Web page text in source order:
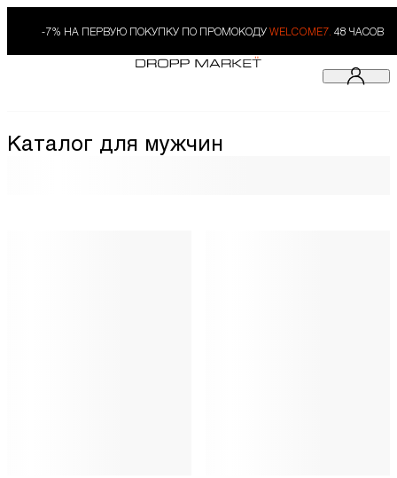
-7% НА ПЕРВУЮ ПОКУПКУ ПО ПРОМОКОДУ WELCOME7. 48 ЧАСОВ
Каталог для мужчин